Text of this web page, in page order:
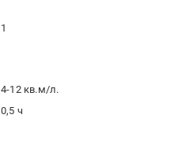
1
4-12 кв.м/л.
0,5 ч